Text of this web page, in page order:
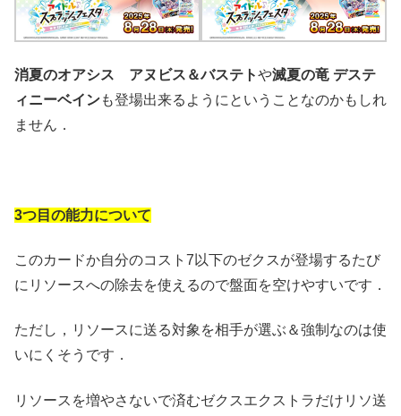
消夏のオアシス アヌビス＆バステトや滅夏の竜 デステ
ィニーベインも登場出来るようにということなのかもしれ
ません．
3つ目の能力について
このカードか自分のコスト7以下のゼクスが登場するたび
にリソースへの除去を使えるので盤面を空けやすいです．
ただし，リソースに送る対象を相手が選ぶ＆強制なのは使
いにくそうです．
リソースを増やさないで済むゼクスエクストラだけリソ送